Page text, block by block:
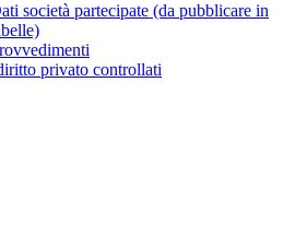
società partecipate (da pubblicare in
privato controllati